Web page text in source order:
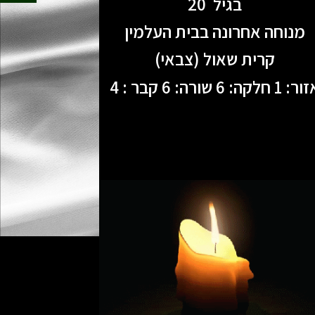
מנוחה אחרונה בבית העלמין
קרית שאול (צבאי)
6 שורה: 6 קבר : 4